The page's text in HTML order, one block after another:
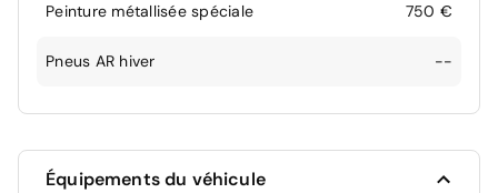
Peinture métallisée spéciale 750 €
Pneus AR hiver --
Équipements du véhicule